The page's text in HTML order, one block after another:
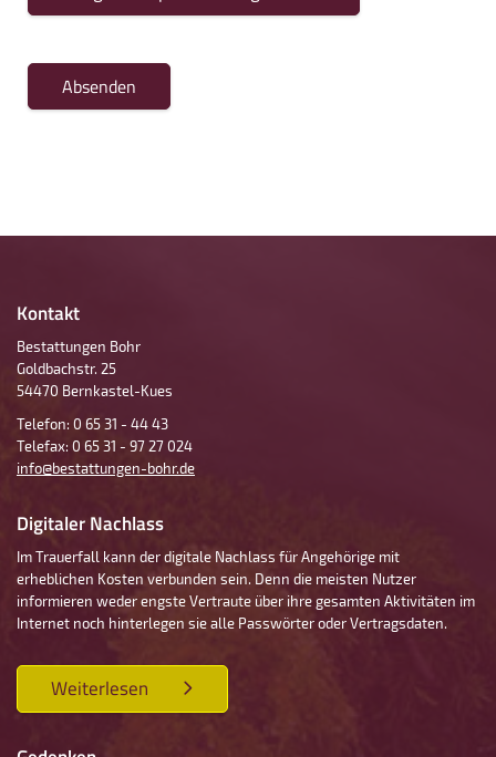
Kontakt
Bestattungen Bohr
Goldbachstr. 25
54470 Bernkastel-Kues
Telefon: 0 65 31 - 44 43
Telefax: 0 65 31 - 97 27 024
info@bestattungen-bohr.de
Digitaler Nachlass
Im Trauerfall kann der digitale Nachlass für Angehörige mit
erheblichen Kosten verbunden sein. Denn die meisten Nutzer
informieren weder engste Vertraute über ihre gesamten Aktivitäten im
Internet noch hinterlegen sie alle Passwörter oder Vertragsdaten.
Weiterlesen